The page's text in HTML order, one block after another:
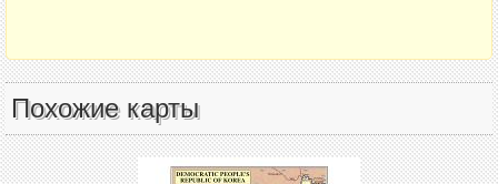
Похожие карты